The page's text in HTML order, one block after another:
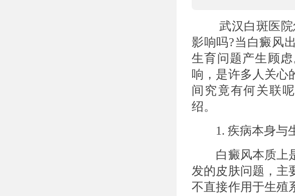
武汉白斑医院怎
影响吗?当白癜风
生育问题产生顾
响，是许多人关心
间究竟有何关联
绍。
1. 疾病本身与
白癜风本质上是
发的皮肤问题，主
不直接作用于生殖